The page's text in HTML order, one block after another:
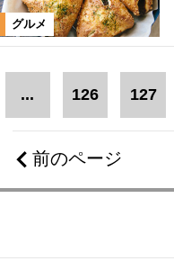
グルメ
前のページ
... 126 127